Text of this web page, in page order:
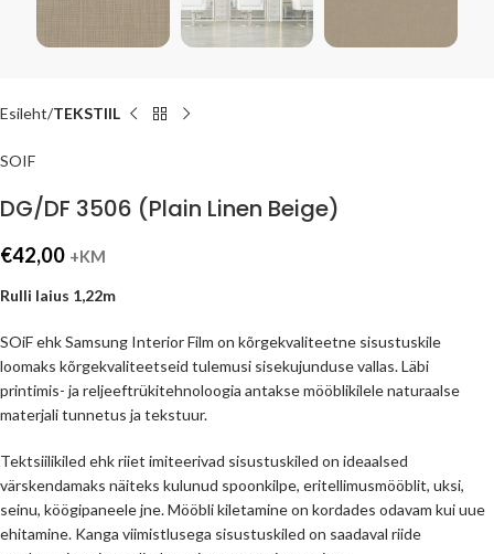
Esileht TEKSTIIL
SOIF
DG/DF 3506 (Plain Linen Beige)
€42,00 +KM
Rulli laius 1,22m
SOiF ehk Samsung Interior Film on kõrgekvaliteetne sisustuskile
loomaks kõrgekvaliteetseid tulemusi sisekujunduse vallas. Läbi
printimis- ja reljeeftrükitehnoloogia antakse mööblikilele naturaalse
materjali tunnetus ja tekstuur.
Tektsiilikiled ehk riiet imiteerivad sisustuskiled on ideaalsed
värskendamaks näiteks kulunud spoonkilpe, eritellimusmööblit, uksi,
seinu, köögipaneele jne. Mööbli kiletamine on kordades odavam kui uue
ehitamine. Kanga viimistlusega sisustuskiled on saadaval riide